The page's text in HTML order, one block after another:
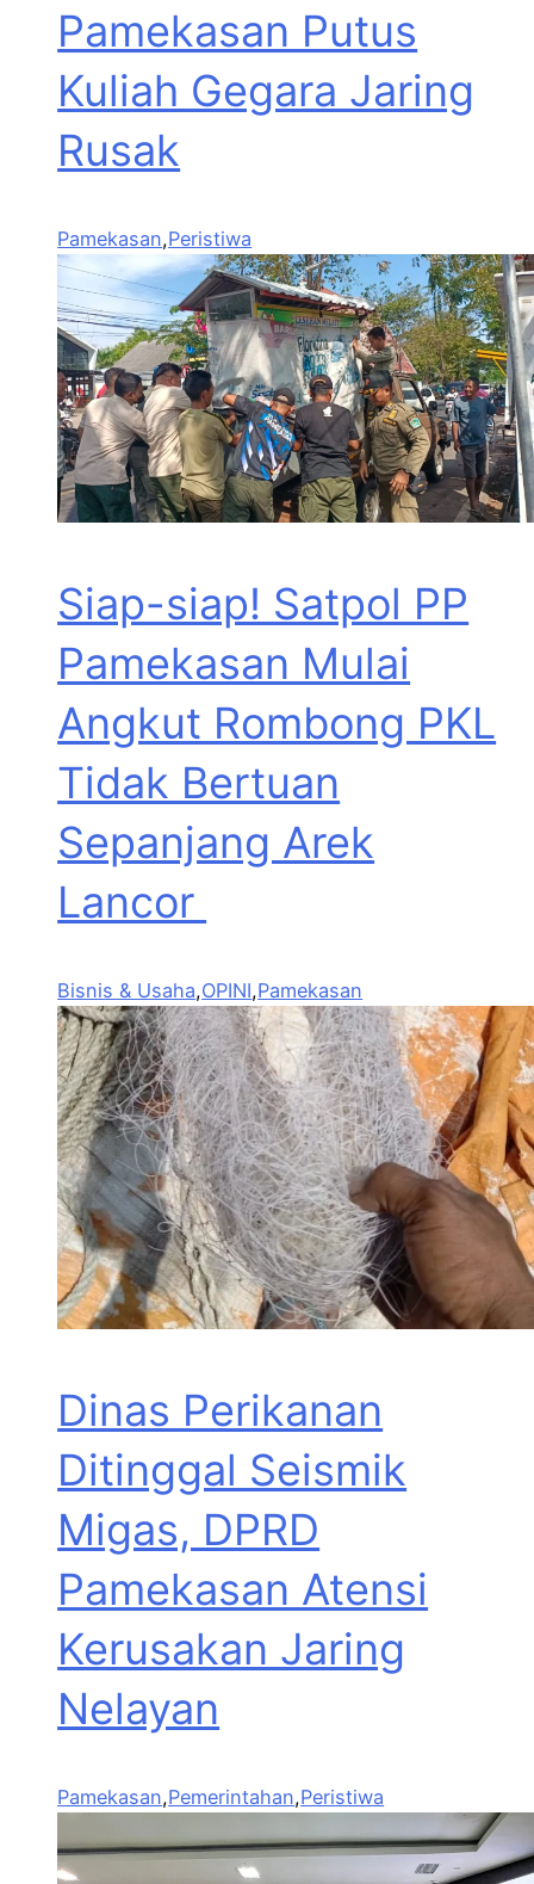
Pamekasan Putus
Kuliah Gegara Jaring
Rusak
Pamekasan,Peristiwa
Siap-siap! Satpol PP
Pamekasan Mulai
Angkut Rombong PKL
Tidak Bertuan
Sepanjang Arek
Lancor
Bisnis & Usaha,OPINI,Pamekasan
Dinas Perikanan
Ditinggal Seismik
Migas, DPRD
Pamekasan Atensi
Kerusakan Jaring
Nelayan
Pamekasan,Pemerintahan,Peristiwa